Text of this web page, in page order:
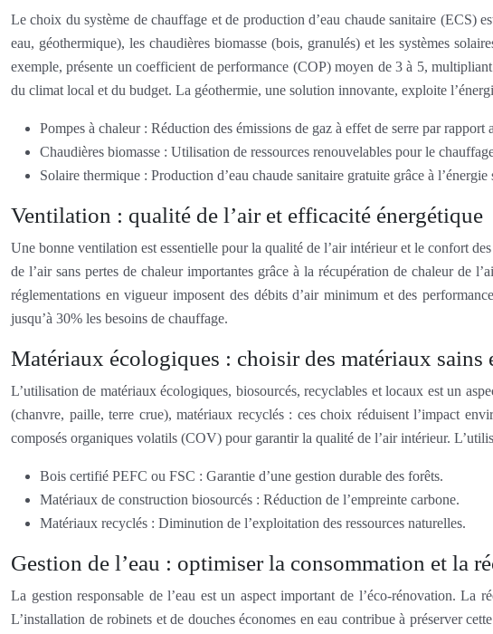
Le choix du système de chauffage et de production d’eau chaude sanitaire (ECS)
eau, géothermique), les chaudières biomasse (bois, granulés) et les systèmes
exemple, présente un coefficient de performance (COP) moyen de 3 à 5,
du climat local et du budget. La géothermie, une solution innovante, exploite
Pompes à chaleur : Réduction des émissions de gaz à effet de serre par rapport
Chaudières biomasse : Utilisation de ressources renouvelables pour le
Solaire thermique : Production d’eau chaude sanitaire gratuite grâce à l’énergie
Ventilation : qualité de l’air et efficacité énergétique
Une bonne ventilation est essentielle pour la qualité de l’air intérieur et le confort
de l’air sans pertes de chaleur importantes grâce à la récupération de chaleur de
réglementations en vigueur imposent des débits d’air minimum et des
jusqu’à 30% les besoins de chauffage.
Matériaux écologiques : choisir des matériaux sains
L’utilisation de matériaux écologiques, biosourcés, recyclables et locaux est un
(chanvre, paille, terre crue), matériaux recyclés : ces choix réduisent l’impact
composés organiques volatils (COV) pour garantir la qualité de l’air intérieur.
Bois certifié PEFC ou FSC : Garantie d’une gestion durable des forêts.
Matériaux de construction biosourcés : Réduction de l’empreinte carbone.
Matériaux recyclés : Diminution de l’exploitation des ressources naturelles.
Gestion de l’eau : optimiser la consommation et la
La gestion responsable de l’eau est un aspect important de l’éco-rénovation. La
L’installation de robinets et de douches économes en eau contribue à préserver